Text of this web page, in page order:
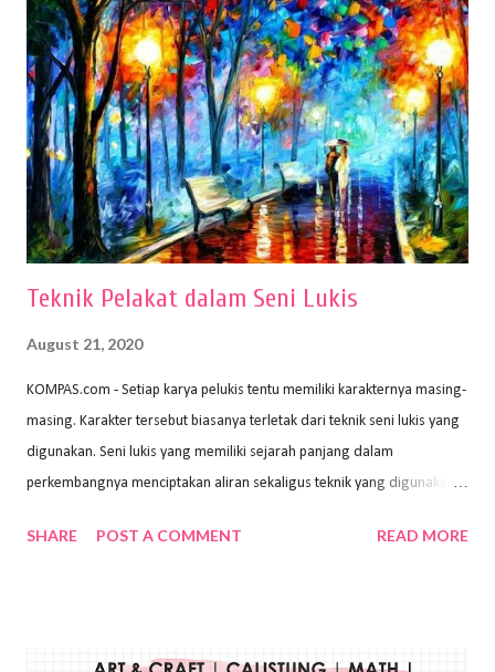
menggambar bentuk: 1. Kertas Gambar Kegiatan menggambar
membutuhkan kertas yang baik agar proses pembuatan gambar lebih
nyaman dan maksimal. Bahan kertas yang baik salah satu syaratnya
adalah tidak mudah sobek, mengingat menggambar merupakan
proses menggores dan menghapus. Kertas adalah bahan yang paling
ideal digunakan untuk menggambar. Dalam menggambar
menggunakan pen...
Teknik Pelakat dalam Seni Lukis
August 21, 2020
KOMPAS.com - Setiap karya pelukis tentu memiliki karakternya masing-
masing. Karakter tersebut biasanya terletak dari teknik seni lukis yang
digunakan. Seni lukis yang memiliki sejarah panjang dalam
perkembangnya menciptakan aliran sekaligus teknik yang digunakan.
Wayan Kun Adnyana, teknik yang berbeda tentunya akan
SHARE POST A COMMENT READ MORE